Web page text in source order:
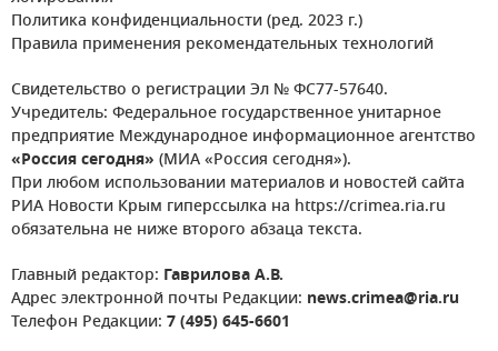
Политика конфиденциальности (ред. 2023 г.)
Правила применения рекомендательных технологий
Свидетельство о регистрации Эл № ФС77-57640.
Учредитель: Федеральное государственное унитарное
предприятие Международное информационное агентство
«Россия сегодня» (МИА «Россия сегодня»).
При любом использовании материалов и новостей сайта
РИА Новости Крым гиперссылка на https://crimea.ria.ru
обязательна не ниже второго абзаца текста.
Главный редактор: Гаврилова А.В.
Адрес электронной почты Редакции: news.crimea@ria.ru
Телефон Редакции: 7 (495) 645-6601